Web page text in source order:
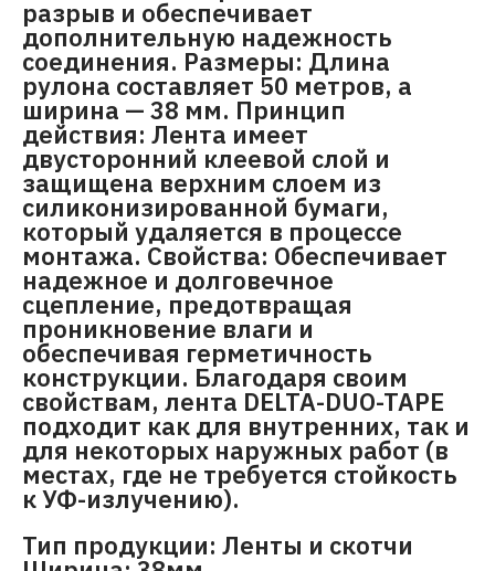
разрыв и обеспечивает
дополнительную надежность
соединения. Размеры: Длина
рулона составляет 50 метров, а
ширина — 38 мм. Принцип
действия: Лента имеет
двусторонний клеевой слой и
защищена верхним слоем из
силиконизированной бумаги,
который удаляется в процессе
монтажа. Свойства: Обеспечивает
надежное и долговечное
сцепление, предотвращая
проникновение влаги и
обеспечивая герметичность
конструкции. Благодаря своим
свойствам, лента DELTA-DUO-TAPE
подходит как для внутренних, так и
для некоторых наружных работ (в
местах, где не требуется стойкость
к УФ-излучению).
Тип продукции: Ленты и скотчи